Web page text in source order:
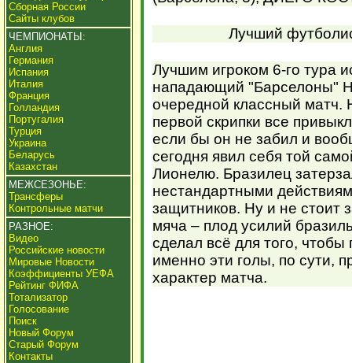
Сборная России
Сайты клубов
ЧЕМПИОНАТЫ:
Англия
Германия
Испания
Италия
Франция
Голландия
Португалия
Турция
Украина
Беларусь
Казахстан
МЕЖСЕЗОНЬЕ:
Трансферы
Контрольные матчи
РАЗНОЕ:
Видео
Российские новости
Мировые Новости
Коэффициенты УЕФА
Рейтинг ФИФА
Тотализатор
Голосование
Поиск
Новый Форум
Старый Форум
Контакты
Лучший
Лучшим игроком 6-го тура
нападающий "Барселоны"
очередной классный матч.
первой скрипки все
если бы он не забил и
сегодня явил себя той
Лионелю. Бразилец
нестандартными
защитников. Ну и не стоит
мяча – плод усилий
сделал всё для того,
именно эти голы, по сути,
характер матча.